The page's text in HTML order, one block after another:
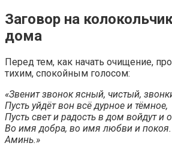
Заговор на
дома
Перед тем, как начать очищение,
тихим, спокойным голосом:
«Звенит звонок ясный, чистый,
Пусть уйдёт вон всё дурное и тёмное,
Пусть свет и радость в дом войдут и
Во имя добра, во имя любви и покоя.
Аминь.»